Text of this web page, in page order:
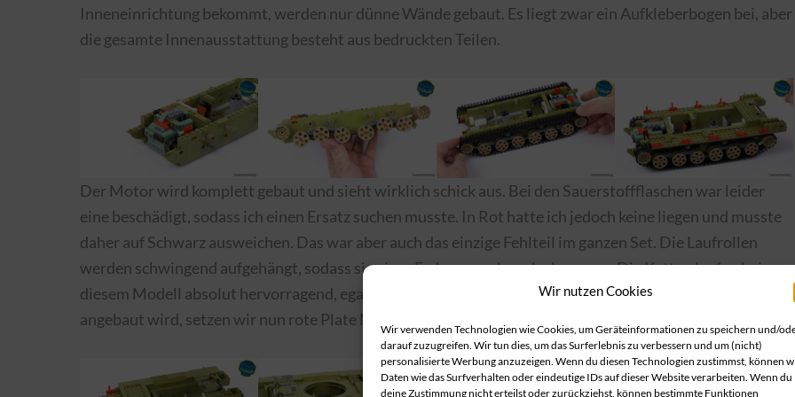
Wir nutzen Cookies
Wir verwenden Technologien wie Cookies, um Geräteinformationen zu speichern und/
darauf zuzugreifen. Wir tun dies, um das Surferlebnis zu verbessern und um (nicht)
personalisierte Werbung anzuzeigen. Wenn du diesen Technologien zustimmst, können
Daten wie das Surfverhalten oder eindeutige IDs auf dieser Website verarbeiten. Wenn du
deine Zustimmung nicht erteilst oder zurückziehst, können bestimmte Funktionen
Inneneinrichtung bekommt, werden nur dünne Wände gebaut. Es liegt zwar ein Aufkleberbogen bei, aber
die gesamte Innenausstattung besteht aus bedruckten Teilen.
Der Motor wird komplett gebaut und sieht wirklich schick aus. Bei den Sauerstoffflaschen war leider
eine beschädigt, sodass ich einen Ersatz suchen musste. In Rot hatte ich jedoch keine liegen und musste
daher auf Schwarz ausweichen. Das war aber auch das einzige Fehlteil im ganzen Set. Die Laufrollen
werden schwingend aufgehängt, sodass sie einer Federung sehr nahe kommen. Die Ketten laufen bei
diesem Modell absolut hervorragend, egal auf welchem Untergrund. Für die Seitenpanzerung, die später
angebaut wird, setzen wir nun rote Plate Modified, die farblich eher unpassend sind.